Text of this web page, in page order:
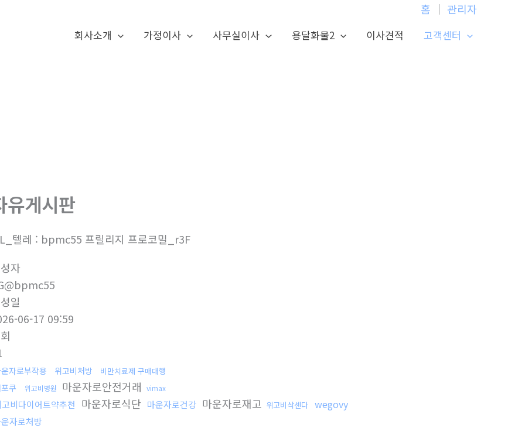
홈 │ 관리자
회사소개 가정이사 사무실이사 용달화물2 이사견적 고객센터
유게시판
텔레 : bpmc55 프릴리지 프로코밀_r3F
자
일
06-17 09:59
자로부작용 위고비처방 비만치료제 구매대행
쿠 위고비병원 마운자로안전거래 vimax
고비다이어트약추천 마운자로식단 마운자로건강 마운자로재고 위고비삭센다 wegovy
자로처방